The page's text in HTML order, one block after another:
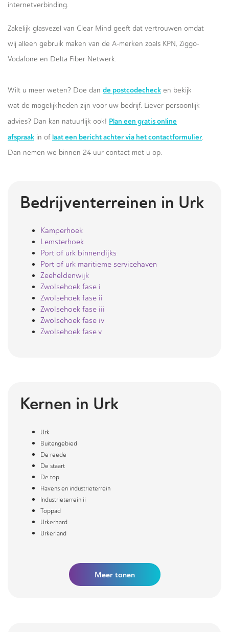
internetverbinding.
Zakelijk glasvezel van Clear Mind geeft dat vertrouwen omdat
wij alleen gebruik maken van de A-merken zoals KPN, Ziggo-
Vodafone en Delta Fiber Netwerk.
Wilt u meer weten? Doe dan de postcodecheck en bekijk
wat de mogelijkheden zijn voor uw bedrijf. Liever persoonlijk
advies? Dan kan natuurlijk ook! Plan een gratis online
afspraak in of laat een bericht achter via het contactformulier.
Dan nemen we binnen 24 uur contact met u op.
Bedrijventerreinen in Urk
Kamperhoek
Lemsterhoek
Port of urk binnendijks
Port of urk maritieme servicehaven
Zeeheldenwijk
Zwolsehoek fase i
Zwolsehoek fase ii
Zwolsehoek fase iii
Zwolsehoek fase iv
Zwolsehoek fase v
Kernen in Urk
Urk
Buitengebied
De reede
De staart
De top
Havens en industrieterrein
Industrieterrein ii
Toppad
Urkerhard
Urkerland
Meertonen